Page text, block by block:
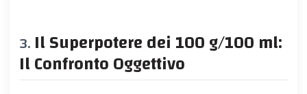
Il Superpotere dei 100 g/100 ml:
Il Confronto Oggettivo